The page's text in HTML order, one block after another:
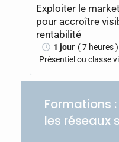
Exploiter le
pour accroître
rentabilité
1 jour ( 7 heures )
Présentiel ou classe
Formations
les réseaux